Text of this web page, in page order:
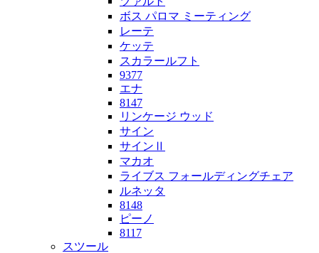
ボス パロマ ミーティング
レーテ
ケッテ
スカラールフト
9377
エナ
8147
リンケージ ウッド
サイン
サインⅡ
マカオ
ライブス フォールディングチェア
ルネッタ
8148
ピーノ
8117
スツール